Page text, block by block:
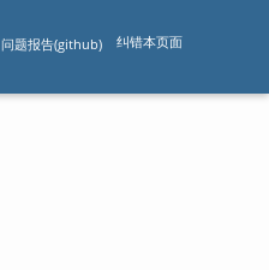
问题报告(github) 纠错本页面